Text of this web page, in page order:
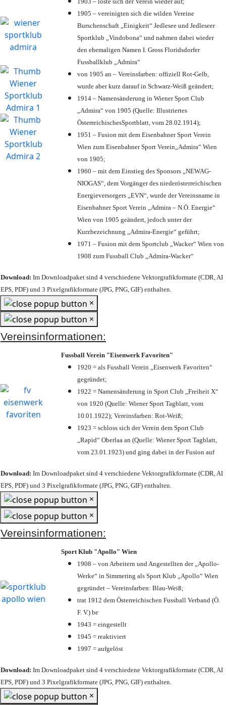
1905 – vereinigten sich die wilden Vereine
Burschenschaft „Einigkeit“ Jedlesee und Jedleseer
Sportklub „Vindobona“ und nahmen dabei wieder
den ehemaligen Namen I. Gross Floridsdorfer
Fussballklub „Admira“
von 1905 an – Vereinsfarben: offiziell Rot-Gelb,
wurde aber kurz darauf in Schwarz-Weiß geändert;
1914 – Namensänderung in Wiener Sport Club
„Admira“ von 1905 (Quelle: Illustriertes
ÖsterreichischesSportblatt, vom 28.02.1914);
1951 – Fusion mit dem Eisenbahner Sport Verein
Wien zum Eisenbahner Sport Verein„Admira“ Wien
von 1905;
1960 – mit dem Einstieg des Sponsors „NEWAG-
NIOGAS“, dem Vorgänger des niederösterreichischen
Energieversorgers „EVN“, wurde der Vereinsname in
Eisenbahner Sport Verein „Admira – N.Ö. Energie“
Wien von 1905 geändert, jedoch unter der
Kurzbezeichnung „Admira-Energie“ geführt;
1971 – Fusion mit dem Sportclub „Wacker“ Wien von
1908 zum Fussball Club „Admira-Wacker“
Download: Im Downloadpaket sind 4 verschiedene Vektorgrafikformate (CDR, AI
EPS, PDF) und 3 Pixelgrafikformate (JPG, PNG, GIF) enthalten.
×
×
Vereinsinformationen:
Fussball Verein "Eisenwerk Favoriten"
1920 = als Fussball Verein „Eisenwerk Favoriten“
gegründet;
1922 = Namensänderung in Sport Club „Freiheit X“
von 1920 (Quelle: Wiener Sport Tagblatt, vom
10.01.1922); Vereinsfarben: Rot-Weiß;
1923 = schloss sich der Verein dem Sport Club
„Rapid“ Oberlaa an (Quelle: Wiener Sport Tagblatt,
vom 23.01.1923) und ging dabei in der Fusion auf
Download: Im Downloadpaket sind 4 verschiedene Vektorgrafikformate (CDR, AI
EPS, PDF) und 3 Pixelgrafikformate (JPG, PNG, GIF) enthalten.
×
×
Vereinsinformationen:
Sport Klub "Apollo" Wien
1908 – von Arbeitern und Angestellten der „Apollo-
Werke“ in Simmering als Sport Klub „Apollo“ Wien
gegründet – Vereinsfarben: Blau-Weiß;
trat 1912 dem Österreichischen Fussball Verband (Ö.
F. V.) be
1943 = eingestellt
1945 = reaktiviert
1997 = aufgelöst
Download: Im Downloadpaket sind 4 verschiedene Vektorgrafikformate (CDR, AI
EPS, PDF) und 3 Pixelgrafikformate (JPG, PNG, GIF) enthalten.
×